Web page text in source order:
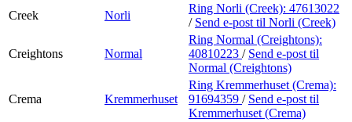
Creek
Norli
Ring Norli (Creek): 47613022
/ Send e-post til Norli (Creek)
Creightons Normal
Ring Normal (Creightons):
40810223 / Send e-post til
Normal (Creightons)
Crema Kremmerhuset
Ring Kremmerhuset (Crema):
91694359 / Send e-post til
Kremmerhuset (Crema)